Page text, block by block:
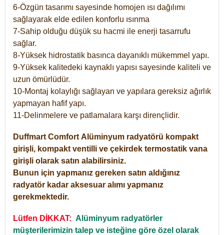
6-Özgün tasarımı sayesinde homojen ısı dağılımı
sağlayarak elde edilen konforlu ısınma
7-Sahip olduğu düşük su hacmi ile enerji tasarrufu
sağlar.
8-Yüksek hidrostatik basınca dayanıklı mükemmel yapı.
9-Yüksek kalitedeki kaynaklı yapısı sayesinde kaliteli ve
uzun ömürlüdür.
10-Montaj kolaylığı sağlayan ve yapılara gereksiz ağırlık
yapmayan hafif yapı.
11-Delinmelere ve patlamalara karşı dirençlidir.
Duffmart Comfort Alüminyum radyatörü kompakt
girişli, kompakt ventilli ve çekirdek termostatik vana
girişli olarak satın alabilirsiniz.
Bunun için yapmanız gereken satın aldığınız
radyatör kadar aksesuar alımı yapmanız
gerekmektedir.
Lütfen DİKKAT: Alüminyum radyatörler
müşterilerimizin talep ve isteğine göre özel olarak